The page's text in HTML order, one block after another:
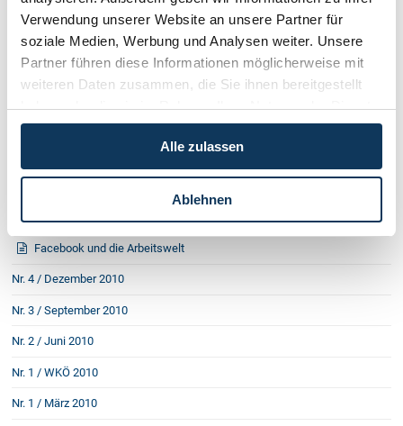
Verwendung unserer Website an unsere Partner für
soziale Medien, Werbung und Analysen weiter. Unsere
Partner führen diese Informationen möglicherweise mit
weiteren Daten zusammen, die Sie ihnen bereitgestellt
haben oder die sie im Rahmen Ihrer Nutzung der Dienste
gesammelt haben.
Alle zulassen
Ablehnen
Nr. 1 / März 2012
Nr. 4 / Dezember 2011
Nr. 3 / September 2011
Nr. 1 / März 2011
Bleibt Bauernland in Bauernhand?
EU-Gesetz schützt die Konsumenten
Facebook und die Arbeitswelt
Nr. 4 / Dezember 2010
Nr. 3 / September 2010
Nr. 2 / Juni 2010
Nr. 1 / WKÖ 2010
Nr. 1 / März 2010